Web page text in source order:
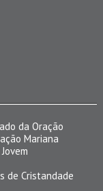
da Oração
Mariana
de Cristandade